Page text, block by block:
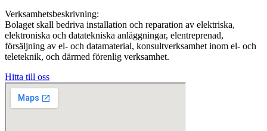
Verksamhetsbeskrivning:
Bolaget skall bedriva installation och reparation av elektriska,
elektroniska och datatekniska anläggningar, elentreprenad,
försäljning av el- och datamaterial, konsultverksamhet inom el- och
teleteknik, och därmed förenlig verksamhet.
Hitta till oss